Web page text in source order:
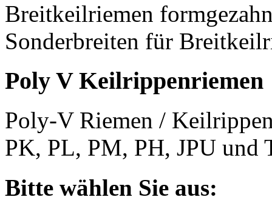
Breitkeilriemen
Sonderbreiten für
Poly V Keilrippenriemen
Poly-V Riemen /
PK, PL, PM, PH, JPU und
Bitte wählen Sie aus: